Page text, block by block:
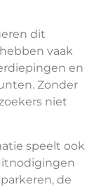
dit
vaak
en
Zonder
niet
speelt ook
de